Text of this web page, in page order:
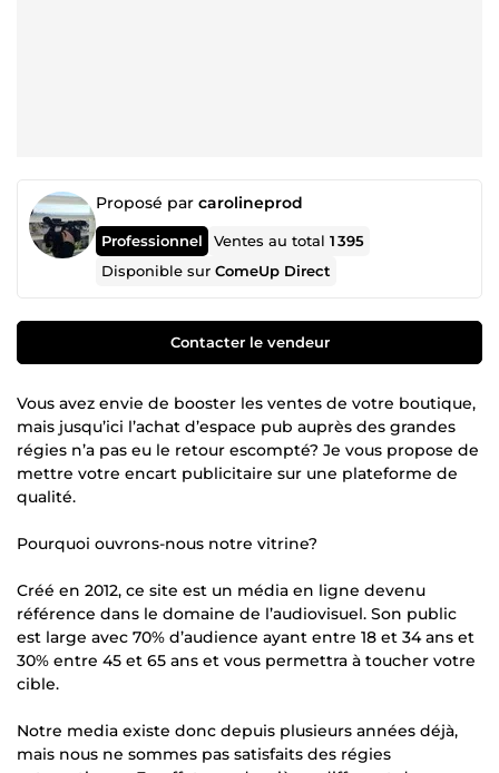
Proposé par carolineprod
Professionnel Ventes au total1 395
Disponible surComeUp Direct
Contacter le vendeur
Vous avez envie de booster les ventes de votre boutique,
mais jusqu’ici l’achat d’espace pub auprès des grandes
régies n’a pas eu le retour escompté? Je vous propose de
mettre votre encart publicitaire sur une plateforme de
qualité.
Pourquoi ouvrons-nous notre vitrine?
Créé en 2012, ce site est un média en ligne devenu
référence dans le domaine de l’audiovisuel. Son public
est large avec 70% d’audience ayant entre 18 et 34 ans et
30% entre 45 et 65 ans et vous permettra à toucher votre
cible.
Notre media existe donc depuis plusieurs années déjà,
mais nous ne sommes pas satisfaits des régies